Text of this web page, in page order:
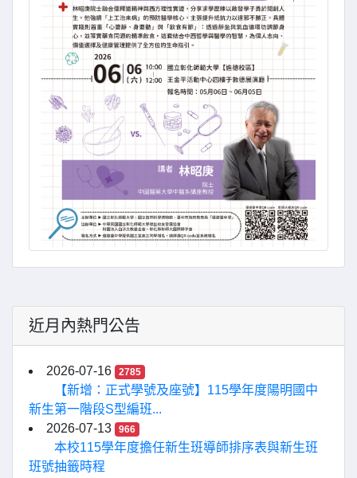
近月內熱門公告
2026-07-16 2785
【新增：正式學號及座號】115學年度陽明國中
新生第一階段S型編班...
2026-07-13
966
本校115學年度擔任新生班導師排序表與新生班
班號抽籤時程